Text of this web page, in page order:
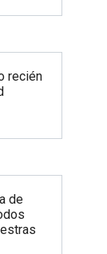
recién
de